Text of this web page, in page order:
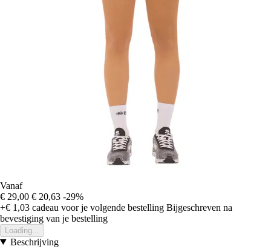
Vanaf
€ 29,00 € 20,63 -29%
+€ 1,03 cadeau voor je volgende bestelling Bijgeschreven na
bevestiging van je bestelling
Loading...
Beschrijving